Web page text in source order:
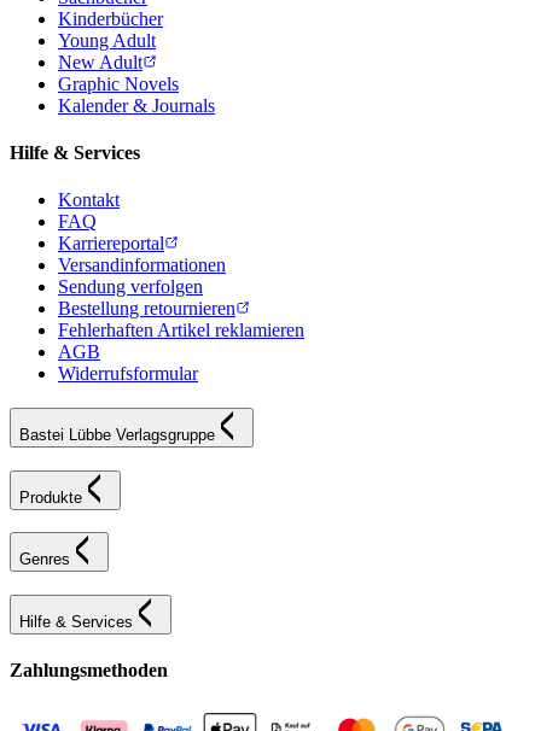
Kinderbücher
Young Adult
New Adult
Graphic Novels
Kalender & Journals
Hilfe & Services
Kontakt
FAQ
Karriereportal
Versandinformationen
Sendung verfolgen
Bestellung retournieren
Fehlerhaften Artikel reklamieren
AGB
Widerrufsformular
Bastei Lübbe Verlagsgruppe
Produkte
Genres
Hilfe & Services
Zahlungsmethoden